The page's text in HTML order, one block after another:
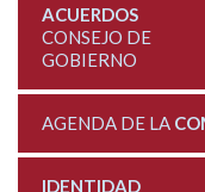
ACUERDOS
CONSEJO DE
GOBIERNO
AGENDA DE LA
IDENTIDAD